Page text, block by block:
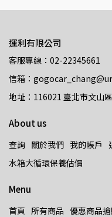
運利有限公司
客服專線：02-22345661
信箱：
地址：116021 臺北市文山
About us
查詢 關於我們 我的帳戶
水箱大循環保養估價
Menu
首頁 所有商品 優惠商品